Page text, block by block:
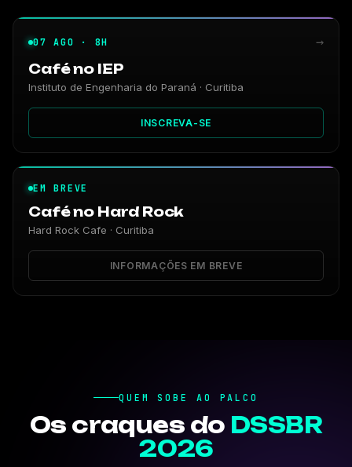
07 AGO · 8H →
Café no IEP
Instituto de Engenharia do Paraná · Curitiba
INSCREVA-SE
EM BREVE
Café no Hard Rock
Hard Rock Cafe · Curitiba
INFORMAÇÕES EM BREVE
QUEM SOBE AO PALCO
Os craques do DSSBR
2026
Vladimir Morozowski
Wesley Bernardo
Rafael Roberto Dias
Waldemir Cambiucci